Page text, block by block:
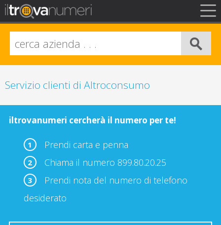
FAQ
Privacy
Info Legali
Servizio clienti di Altroconsumo
iltrovanumeri cercherà il numero per te!
1 Prendi carta e penna
2 Chiama il numero 899.80.20.25
3
Prendi nota del numero di telefono
desiderato